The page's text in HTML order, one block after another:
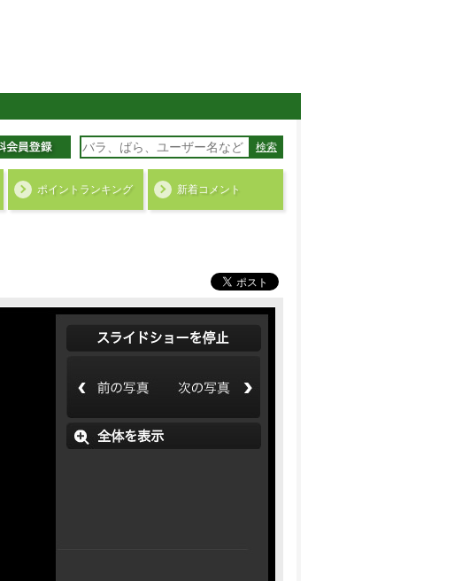
検索
ポイント ランキング 新着コメント